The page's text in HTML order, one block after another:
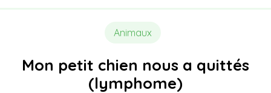
Animaux
Mon petit chien nous a quittés
(lymphome)